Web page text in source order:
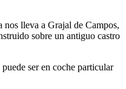
lleva a Grajal de Campos,
sobre un antiguo castro
ser en coche particular